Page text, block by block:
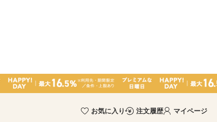
お気に入り 注文履歴 マイページ